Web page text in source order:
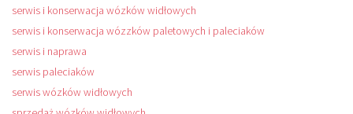
serwis i konserwacja wózków widłowych
serwis i konserwacja wózzków paletowych i paleciaków
serwis i naprawa
serwis paleciaków
serwis wózków widłowych